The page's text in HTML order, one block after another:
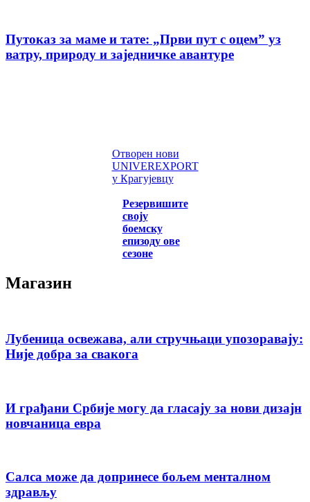
Путоказ за маме и тате: „Први пут с оцемˮ уз
ватру, природу и заједничке авантуре
Отворен нови
UNIVEREXPORT
у Крагујевцу
Резервишите
своју
боемску
епизоду ове
сезоне
Магазин
Лубеница освежава, али стручњаци упозоравају:
Није добра за свакога
И грађани Србије могу да гласају за нови дизајн
новчаница евра
Салса може да допринесе бољем менталном
здрављу